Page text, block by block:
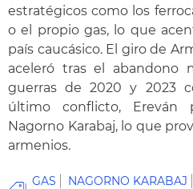
estratégicos como los
o el propio gas, lo que
país caucásico. El giro de
aceleró tras el abandono
guerras de 2020 y 2023
último conflicto,
Nagorno Karabaj, lo que
armenios.
GAS NAGORNO KARABAJ